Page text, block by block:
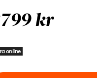
kr
online